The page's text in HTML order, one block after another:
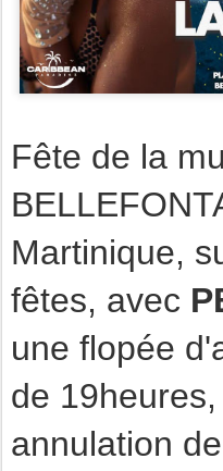
Fête de la
Martinique,
fêtes, avec
une flopée
de
annulation